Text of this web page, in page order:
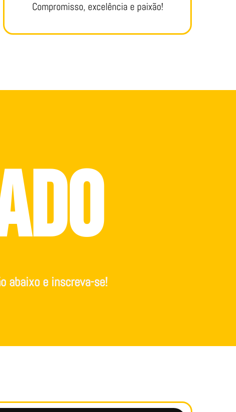
Compromisso, excelência e paixão!
abaixo e inscreva-se!